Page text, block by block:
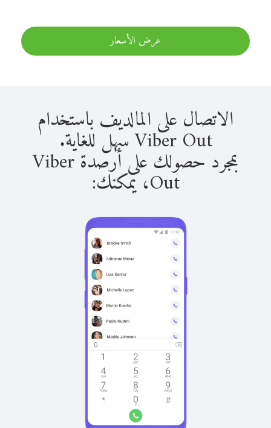
عرض الأسعار
الاتصال على المالديف باستخدام
Viber Out سهل للغاية.
بمجرد حصولك على أرصدة Viber
Out، يمكنك: